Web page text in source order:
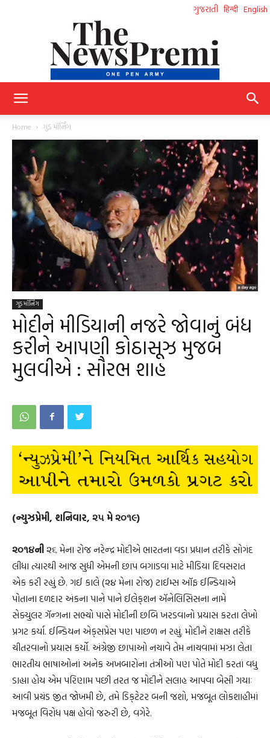
ગુજરાતી हिन्दी English
Gujarati
Home ગુડ મૉર્નિંગ
ગુડ મૉર્નિંગ
મોદીને મીડિયાની નજરે જોવાનું બંધ
કરીને આપણી કોઠાસૂઝ મુજબ
મુલવીએ : સૌરભ શાહ
(ન્યુઝપ્રેમી, શનિવાર, ૨૫ મે ૨૦૧૯)
૨૦૧૪ની૨૬ મેના રોજ નરેન્દ્ર મોદીએ ભારતના વડા પ્રધાન તરીકે સોગંદ
લીધા ત્યારથી આજ સુધી એમની છાપ બગાડવા માટે મીડિયા દિવસરાત
એક કરી રહ્યું છે. ગઈ કાલે (૨૪ મેના રોજ) ટાઈમ્સ ઑફ ઈન્ડિયાએ
પોતાના દળદાર અંકના પાને પાને ઈલેક્‌શન ઍનેલિસિસના નામે
સેક્યુલર ગૅન્ગના સભ્યો પાસે મોદીની છબિ ખરડવાનો પ્રયાસ કરતા લેખો
પ્રગટ કર્યા. ઈન્ડિયન એક્‌સપ્રેસ પણ પાછળ ન રહ્યું. મોદીને રાક્ષસ તરીકે
ચીતરવાનો પ્રયાસ કર્યો. અંગ્રેજી છાપાઓ નચાવે તેમ નાચવામાં મઝા લેતા
ભારતીય ભાષાઓનાં અનેક અખબારોના તંત્રીઓ પણ પોતે મોદી કરતાં વધુ
ડાહ્યા હોય એમ પરિણામ પછી તરત જ મોદીને સલાહ આપવા બેસી ગયાઃ
આવી પ્રચંડ જીત જોખમી છે, તમે ડિક્‌ટેટર બની જશો, મજબૂત લોકશાહીમાં
મજબૂત વિરોધ પક્ષ હોવો જરુરી છે, વગેરે.